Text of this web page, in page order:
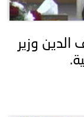
وزير